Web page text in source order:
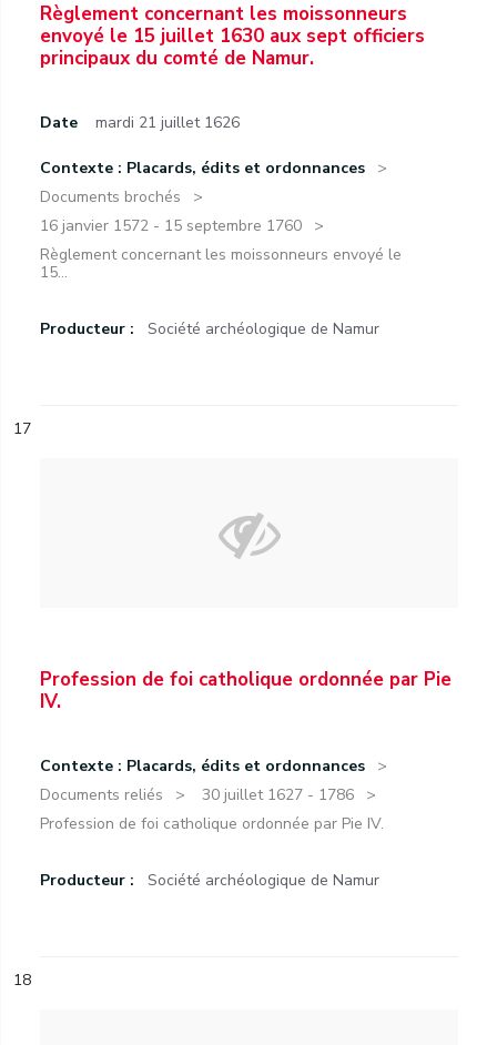
Règlement concernant les moissonneurs
envoyé le 15 juillet 1630 aux sept officiers
principaux du comté de Namur.
Date mardi 21 juillet 1626
Contexte : Placards, édits et ordonnances
Documents brochés
16 janvier 1572 - 15 septembre 1760
Règlement concernant les moissonneurs envoyé le
15...
Producteur : Société archéologique de Namur
17
Profession de foi catholique ordonnée par Pie
IV.
Contexte : Placards, édits et ordonnances
Documents reliés
30 juillet 1627 - 1786
Profession de foi catholique ordonnée par Pie IV.
Producteur : Société archéologique de Namur
18